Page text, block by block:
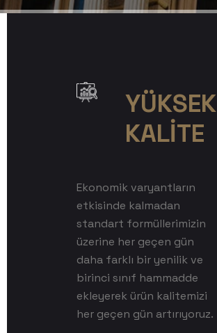
YÜKSEK
KALİTE
Ekonomik varyantların
etkisinde kalmadan
standart formüllerimizin
üzerine her geçen gün
daha farklı bir yenilik ve
birinci sınıf hammadde
ekleyerek ürün kalitemizi
her geçen gün artırıyoruz.